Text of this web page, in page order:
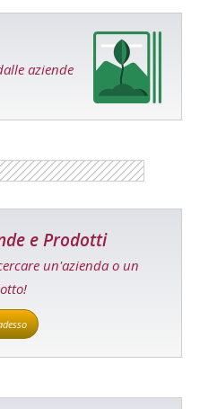
aziende
e Prodotti
un'azienda o un